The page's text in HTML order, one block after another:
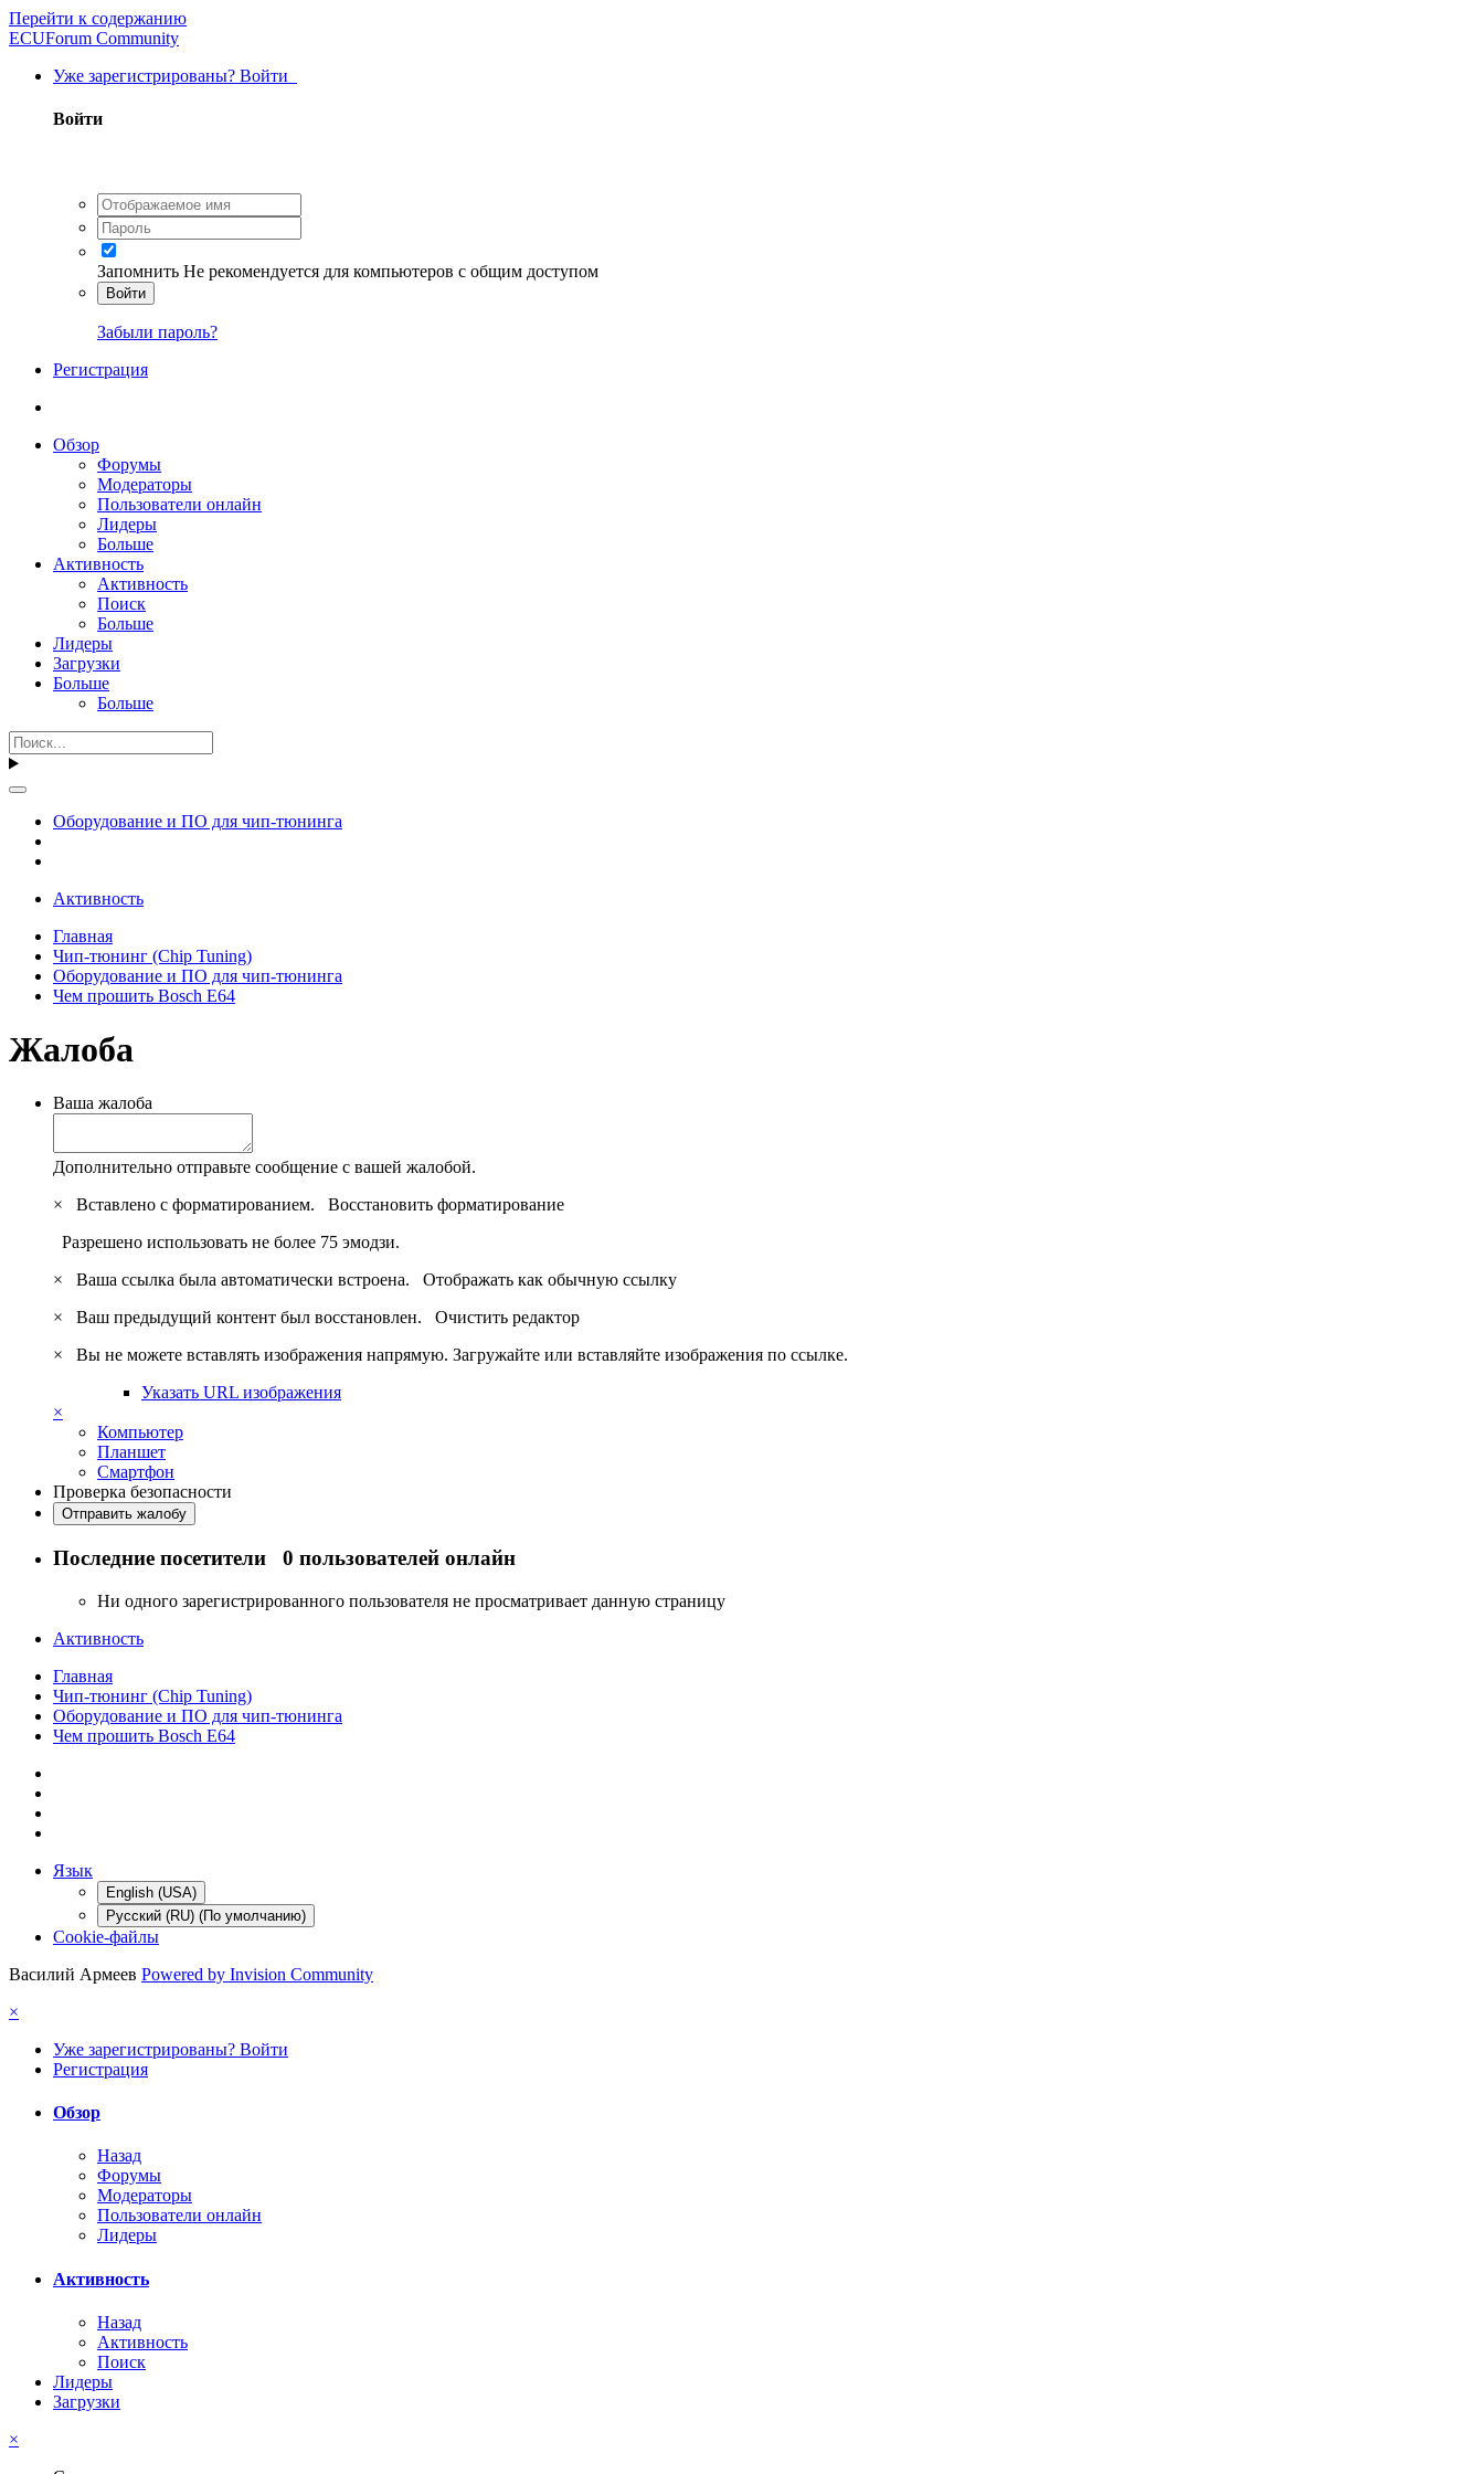
Перейти к содержанию
ECUForum Community
Уже зарегистрированы? Войти
Войти
Запомнить Не рекомендуется для компьютеров с общим доступом
Войти
Забыли пароль?
Регистрация
Обзор
Форумы
Модераторы
Пользователи онлайн
Лидеры
Больше
Активность
Активность
Поиск
Больше
Лидеры
Загрузки
Больше
Больше
Оборудование и ПО для чип-тюнинга
Активность
Главная
Чип-тюнинг (Chip Tuning)
Оборудование и ПО для чип-тюнинга
Чем прошить Bosch E64
Жалоба
Ваша жалоба
Дополнительно отправьте сообщение с вашей жалобой.
×
Вставлено с форматированием. Восстановить форматирование
Разрешено использовать не более 75 эмодзи.
×
Ваша ссылка была автоматически встроена. Отображать как обычную ссылку
×
Ваш предыдущий контент был восстановлен. Очистить редактор
×
Вы не можете вставлять изображения напрямую. Загружайте или вставляйте изображения по ссылке.
Указать URL изображения
×
Компьютер
Планшет
Смартфон
Проверка безопасности
Отправить жалобу
Последние посетители 0 пользователей онлайн
Ни одного зарегистрированного пользователя не просматривает данную страницу
Активность
Главная
Чип-тюнинг (Chip Tuning)
Оборудование и ПО для чип-тюнинга
Чем прошить Bosch E64
Язык
English (USA)
Русский (RU) (По умолчанию)
Cookie-файлы
Василий Армеев Powered by Invision Community
×
Уже зарегистрированы? Войти
Регистрация
Обзор
Назад
Форумы
Модераторы
Пользователи онлайн
Лидеры
Активность
Назад
Активность
Поиск
Лидеры
Загрузки
×